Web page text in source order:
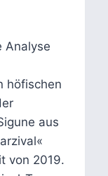
Analyse
höfischen
aus
von 2019.